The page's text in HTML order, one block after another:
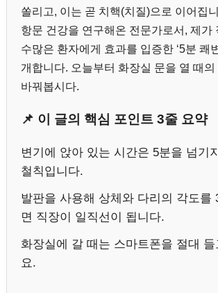
쏠리고, 이는 곧 치핵(치질)으로 이어집
항문 건강을 연구해온 전문가로서, 제가
수많은 환자에게 효과를 입증한 ‘5분 쾌
개합니다. 오늘부터 화장실 문을 열 때의
바꿔봅시다.
📌 이 글의 핵심 포인트 3줄 요약
변기에 앉아 있는 시간은 5분을 넘기
철칙입니다.
발판을 사용해 상체와 다리의 각도를
면 직장이 일직선이 됩니다.
화장실에 갈 때는 스마트폰을 절대 들
요.